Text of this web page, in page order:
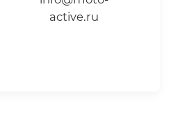
active.ru